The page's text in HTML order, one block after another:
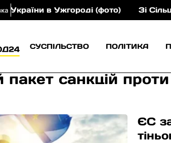
в Ужгороді (фото) Зі Сільця — на
СУСПІЛЬСТВО ПОЛІТИКА
пакет санкцій проти
ЄС